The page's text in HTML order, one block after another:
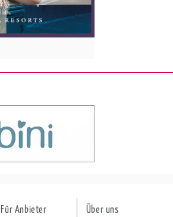
Für Anbieter Über uns